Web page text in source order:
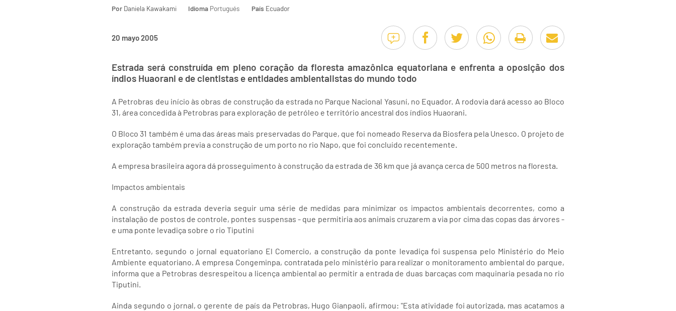
Por Daniela Kawakami Idioma Portugués País Ecuador
20 mayo 2005
Estrada será construída em pleno coração da floresta amazônica equatoriana e enfrenta a oposição dos
índios Huaorani e de cientistas e entidades ambientalistas do mundo todo
A Petrobras deu início às obras de construção da estrada no Parque Nacional Yasuní, no Equador. A rodovia dará acesso ao Bloco
31, área concedida à Petrobras para exploração de petróleo e território ancestral dos índios Huaorani.
O Bloco 31 também é uma das áreas mais preservadas do Parque, que foi nomeado Reserva da Biosfera pela Unesco. O projeto de
exploração também previa a construção de um porto no rio Napo, que foi concluído recentemente.
A empresa brasileira agora dá prosseguimento à construção da estrada de 36 km que já avança cerca de 500 metros na floresta.
Impactos ambientais
A construção da estrada deveria seguir uma série de medidas para minimizar os impactos ambientais decorrentes, como a
instalação de postos de controle, pontes suspensas - que permitiria aos animais cruzarem a via por cima das copas das árvores -
e uma ponte levadiça sobre o rio Tiputini
Entretanto, segundo o jornal equatoriano El Comercio, a construção da ponte levadiça foi suspensa pelo Ministério do Meio
Ambiente equatoriano. A empresa Congeminpa, contratada pelo ministério para realizar o monitoramento ambiental do parque,
informa que a Petrobras desrespeitou a licença ambiental ao permitir a entrada de duas barcaças com maquinaria pesada no rio
Tiputini.
Ainda segundo o jornal, o gerente de país da Petrobras, Hugo Gianpaoli, afirmou: "Esta atividade foi autorizada, mas acatamos a